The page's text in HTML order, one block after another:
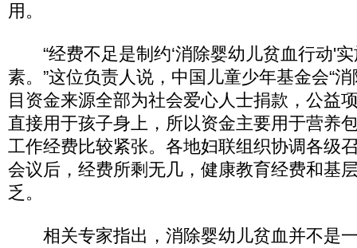
用。
“经费不足是制约‘消除婴幼儿贫血行动'实
素。”这位负责人说，中国儿童少年基金会“
目资金来源全部为社会爱心人士捐款，公益
直接用于孩子身上，所以资金主要用于营养
工作经费比较紧张。各地妇联组织协调各级
会议后，经费所剩无几，健康教育经费和基
乏。
相关专家指出，消除婴幼儿贫血并不是